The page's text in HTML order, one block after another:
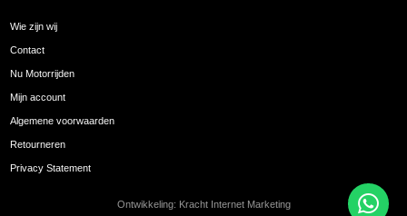
Wie zijn wij
Contact
Nu Motorrijden
Mijn account
Algemene voorwaarden
Retourneren
Privacy Statement
Ontwikkeling: Kracht Internet Marketing